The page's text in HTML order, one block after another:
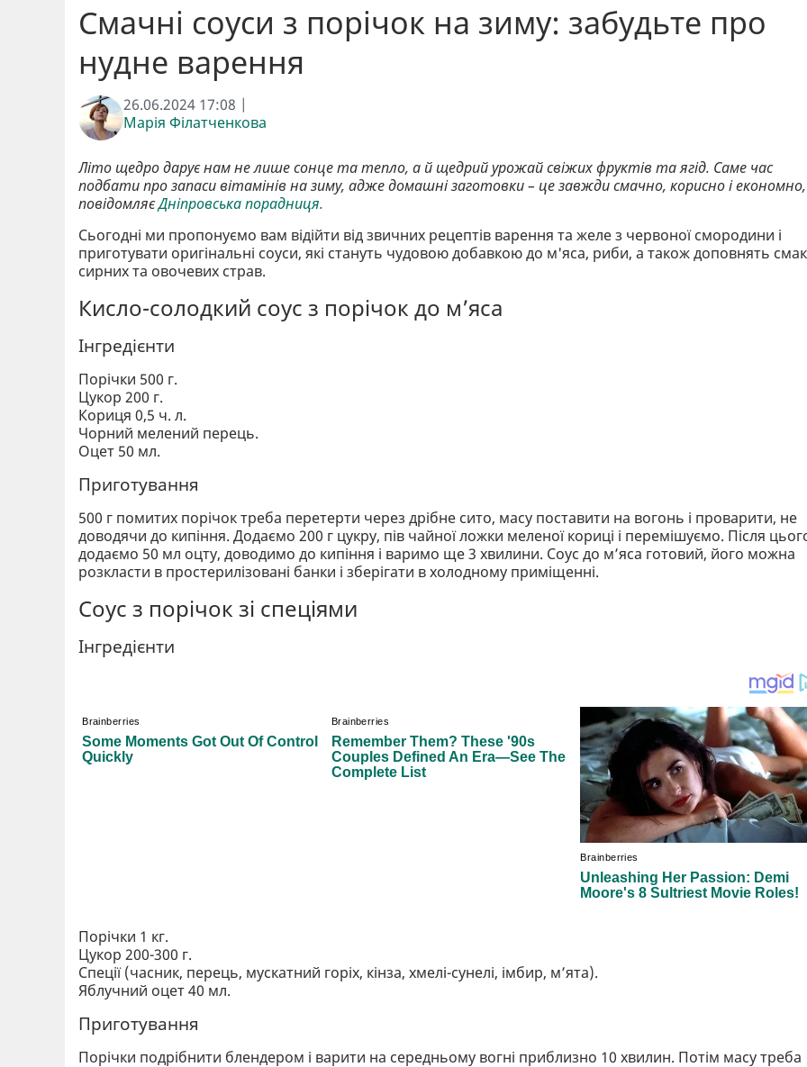
Смачні соуси з порічок на зиму: забудьте про
нудне варення
26.06.2024 17:08 |
Марія Філатченкова
Літо щедро дарує нам не лише сонце та тепло, а й щедрий урожай свіжих фруктів та ягід. Саме час
подбати про запаси вітамінів на зиму, адже домашні заготовки – це завжди смачно, корисно і економно,
повідомляєДніпровська порадниця.
Сьогодні ми пропонуємо вам відійти від звичних рецептів варення та желе з червоної смородини і
приготувати оригінальні соуси, які стануть чудовою добавкою до м'яса, риби, а також доповнять смак
сирних та овочевих страв.
Кисло-солодкий соус з порічок до м’яса
Інгредієнти
Порічки 500 г.
Цукор 200 г.
Кориця 0,5 ч. л.
Чорний мелений перець.
Оцет 50 мл.
Приготування
500 г помитих порічок треба перетерти через дрібне сито, масу поставити на вогонь і проварити, не
доводячи до кипіння. Додаємо 200 г цукру, пів чайної ложки меленої кориці і перемішуємо. Після
додаємо 50 мл оцту, доводимо до кипіння і варимо ще 3 хвилини. Соус до м’яса готовий, його можна
розкласти в простерилізовані банки і зберігати в холодному приміщенні.
Соус з порічок зі спеціями
Інгредієнти
Порічки 1 кг.
Цукор 200-300 г.
Спеції (часник, перець, мускатний горіх, кінза, хмелі-сунелі, імбир, мʼята).
Яблучний оцет 40 мл.
Приготування
Порічки подрібнити блендером і варити на середньому вогні приблизно 10 хвилин. Потім масу треба